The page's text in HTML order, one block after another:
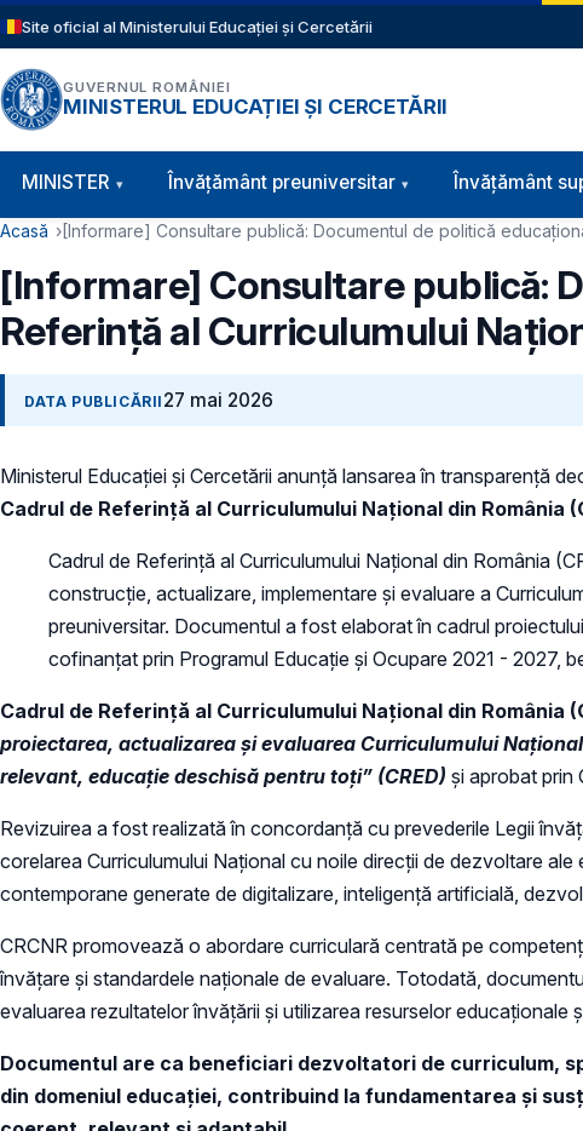
Sari la conținutul principal
Site oficial al Ministerului Educației și Cercetării
GUVERNUL ROMÂNIEI
MINISTERUL EDUCAȚIEI ȘI CERCETĂRII
Navigație principală
MINISTER Învăţământ preuniversitar Învățământ
Cale de navigare
Acasă [Informare] Consultare publică: Documentul de politică
[Informare] Consultare publică:
Referință al Curriculumului
DATA PUBLICĂRII 27 mai 2026
Ministerul Educației și Cercetării anunță lansarea în transparență
Cadrul de Referință al Curriculumului Național din
Cadrul de Referință al Curriculumului Național din România
construcție, actualizare, implementare și evaluare a
preuniversitar. Documentul a fost elaborat în cadrul
cofinanțat prin Programul Educație și Ocupare 2021 - 2027,
Cadrul de Referință al Curriculumului Național din România
proiectarea, actualizarea și evaluarea Curriculumului
relevant, educație deschisă pentru toți” (CRED) și aprobat prin
Revizuirea a fost realizată în concordanță cu prevederile Legii
corelarea Curriculumului Național cu noile direcții de dezvoltare
contemporane generate de digitalizare, inteligență artificială,
CRCNR promovează o abordare curriculară centrată pe
învățare și standardele naționale de evaluare. Totodată,
evaluarea rezultatelor învățării și utilizarea resurselor educaționale
Documentul are ca beneficiari dezvoltatori de curriculum,
din domeniul educației, contribuind la fundamentarea și